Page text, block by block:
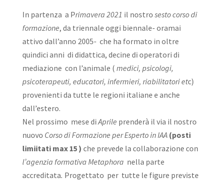
In partenza a Primavera 2021 il nostro sesto corso di
formazione, da triennale oggi biennale- oramai
attivo dall’anno 2005- che ha formato in oltre
quindici anni di didattica, decine di operatori di
mediazione con l’animale ( medici, psicologi,
psicoterapeuti, educatori, infermieri, riabilitatori etc)
provenienti da tutte le regioni italiane e anche
dall’estero.
Nel prossimo mese diAprile prenderà il via il nostro
nuovo Corso di Formazione per Esperto in IAA (posti
limiitati max 15 ) che prevede la collaborazione con
l’agenzia formativa Metaphora nella parte
accreditata. Progettato per tutte le figure previste